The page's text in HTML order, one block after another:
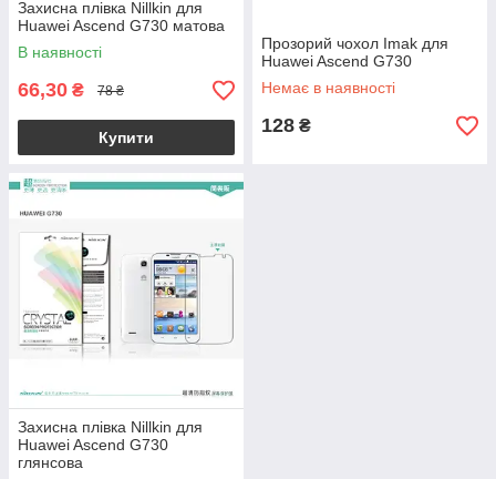
Захисна плівка Nillkin для
Huawei Ascend G730 матова
В наявності
66,30 ₴ 78 ₴
Купити
Прозорий чохол Imak для
Huawei Ascend G730
Немає в наявності
128 ₴
Захисна плівка Nillkin для
Huawei Ascend G730
глянсова